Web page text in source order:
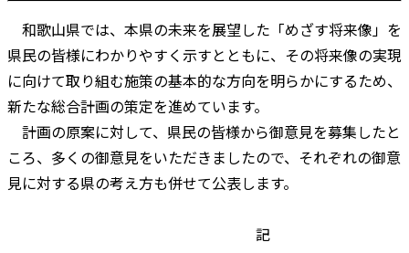
和歌山県では、本県の未来を展望した「めざす将来像」を
県民の皆様にわかりやすく示すとともに、その将来像の実現
に向けて取り組む施策の基本的な方向を明らかにするため、
新たな総合計画の策定を進めています。
計画の原案に対して、県民の皆様から御意見を募集したと
ころ、多くの御意見をいただきましたので、それぞれの御意
見に対する県の考え方も併せて公表します。
記